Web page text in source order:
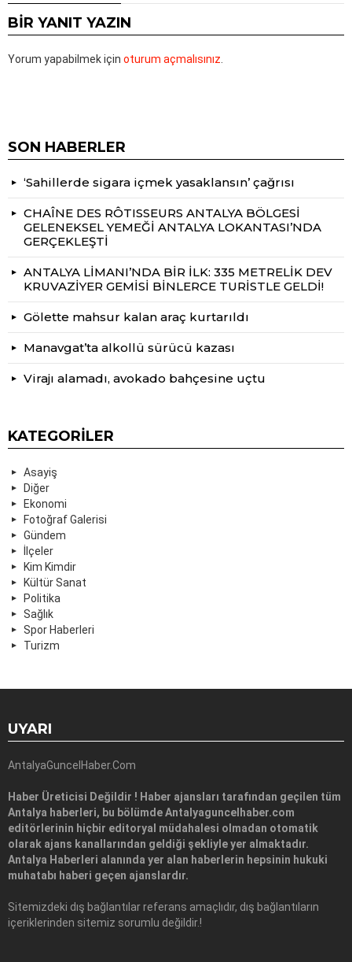
BIR YANIT YAZIN
Yorum yapabilmek için oturum açmalısınız
SON HABERLER
‘Sahillerde sigara içmek yasaklansın’ çağrısı
CHAÎNE DES RÔTISSEURS ANTALYA BÖLGESİ
GELENEKSEL YEMEĞİ ANTALYA LOKANTASI’NDA
GERÇEKLEŞTİ
ANTALYA LİMANI’NDA BİR İLK: 335 METRELİK DEV
KRUVAZİYER GEMİSİ BİNLERCE TURİSTLE GELDİ!
Gölette mahsur kalan araç kurtarıldı
Manavgat’ta alkollü sürücü kazası
Virajı alamadı, avokado bahçesine uçtu
KATEGORILER
Asayiş
Diğer
Ekonomi
Fotoğraf Galerisi
Gündem
İlçeler
Kim Kimdir
Kültür Sanat
Politika
Sağlık
Spor Haberleri
Turizm
UYARI
AntalyaGuncelHaber.Com
Haber Üreticisi Değildir ! Haber ajansları tarafından geçilen tüm
Antalya haberleri, bu bölümde Antalyaguncelhaber.com
editörlerinin hiçbir editoryal müdahalesi olmadan otomatik
olarak ajans kanallarından geldiği şekliyle yer almaktadır.
Antalya Haberleri alanında yer alan haberlerin hepsinin hukuki
muhatabı haberi geçen ajanslardır.
Sitemizdeki dış bağlantılar referans amaçlıdır, dış bağlantıların
içeriklerinden sitemiz sorumlu değildir.!